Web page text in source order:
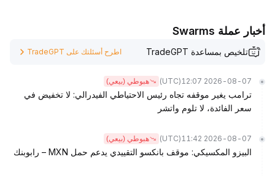
أخبار عملة Swarms
تلخيص بمساعدة TradeGPT اطرح أسئلتك على TradeGPT
2026-08-07 12:07
(UTC) هبوطي (بيعي)
ترامب يغير موقفه تجاه رئيس الاحتياطي الفيدرالي: لا تخفيض في
سعر الفائدة، لا تلوم واتشر
2026-08-07 11:42
(UTC) هبوطي (بيعي)
البيزو المكسيكي: موقف بانكسو التقييدي يدعم حمل MXN – رابوبنك